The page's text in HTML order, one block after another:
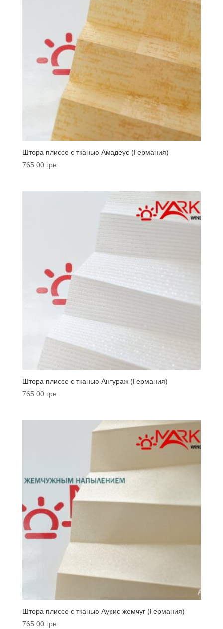
Штора плиссе с тканью Амадеус (Германия)
765.00грн
Штора плиссе с тканью Антураж (Германия)
765.00грн
Штора плиссе с тканью Аурис жемчуг (Германия)
765.00грн